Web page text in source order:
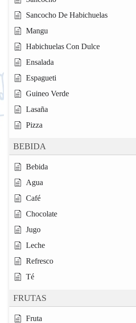
Sancocho De Habichuelas
Mangu
Habichuelas Con Dulce
Ensalada
Espagueti
Guineo Verde
Lasaña
Pizza
BEBIDA
Bebida
Agua
Café
Chocolate
Jugo
Leche
Refresco
Té
FRUTAS
Fruta